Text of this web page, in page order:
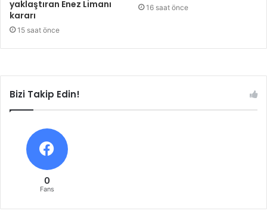
yaklaştıran Enez Limanı
kararı
15 saat önce
16 saat önce
Bizi Takip Edin!
0
Fans